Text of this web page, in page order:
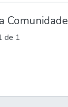
Comunidade
de 1